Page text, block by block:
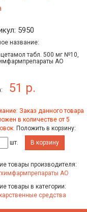
5950
название:
табл. 500 мг №10,
АО
51 р.
Заказ данного товара
в количестве от 5
Положить в корзину:
шт.
В корзину
товары производителя:
АО
товары в категории:
средства